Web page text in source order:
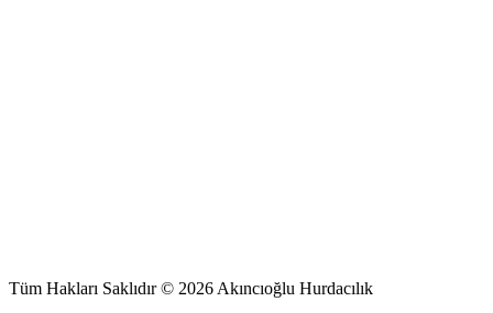
Tüm Hakları Saklıdır © 2026 Akıncıoğlu Hurdacılık